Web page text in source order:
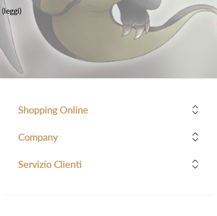
(leggi)
Shopping Online
Company
Servizio Clienti